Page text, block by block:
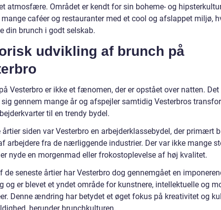
atmosfære. Området er kendt for sin boheme- og
caféer og restauranter med et cool og afslappet miljø,
din brunch i godt selskab.
udvikling af brunch på
Vesterbro er ikke et fænomen, der er opstået over natten. Det
gennem mange år og afspejler samtidig Vesterbros
til en trendy bydel.
årtier siden var Vesterbro en arbejderklassebydel, der primært
arbejdere fra de nærliggende industrier. Der var ikke mange
nyde en morgenmad eller frokostoplevelse af høj kvalitet.
de seneste årtier har Vesterbro dog gennemgået en
og er blevet et yndet område for kunstnere, intellektuelle og
Denne ændring har betydet et øget fokus på kreativitet og
herunder brunchkulturen.